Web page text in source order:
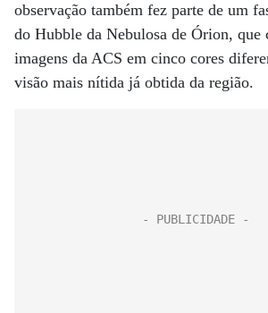
observação também fez parte de um
do Hubble da Nebulosa de Órion, que
imagens da ACS em cinco cores
visão mais nítida já obtida da região.